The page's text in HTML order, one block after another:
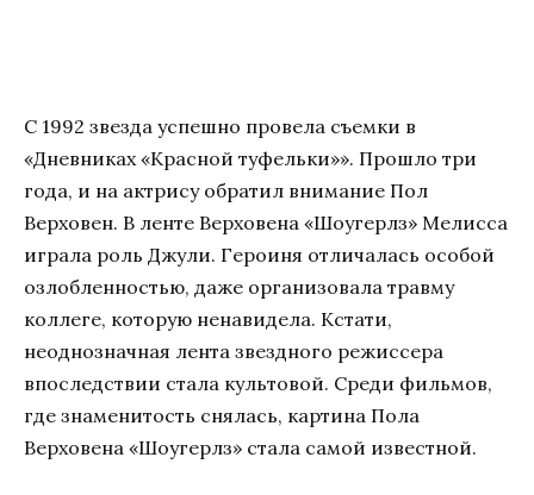
С 1992 звезда успешно провела съемки в
«Дневниках «Красной туфельки»». Прошло три
года, и на актрису обратил внимание Пол
Верховен. В ленте Верховена «Шоугерлз» Мелисса
играла роль Джули. Героиня отличалась особой
озлобленностью, даже организовала травму
коллеге, которую ненавидела. Кстати,
неоднозначная лента звездного режиссера
впоследствии стала культовой. Среди фильмов,
где знаменитость снялась, картина Пола
Верховена «Шоугерлз» стала самой известной.